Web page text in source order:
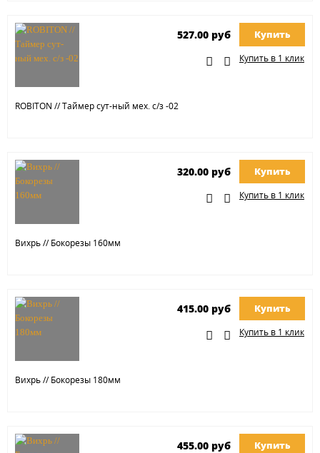
ROBITON // Таймер сут-ный мех. с/з -02
527.00 руб Купить
Купить в 1 клик
Вихрь // Бокорезы 160мм
320.00 руб Купить
Купить в 1 клик
Вихрь // Бокорезы 180мм
415.00 руб Купить
Купить в 1 клик
455.00 руб Купить